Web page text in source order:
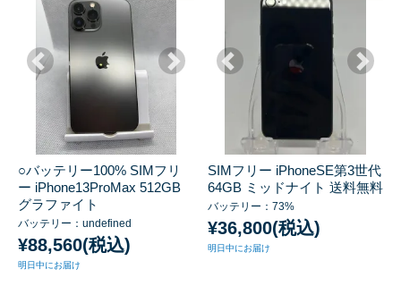
○バッテリー100% SIMフリ
ー iPhone13ProMax 512GB
グラファイト
バッテリー：undefined
¥88,560(税込)
明日中にお届け
SIMフリー iPhoneSE第3世代
64GB ミッドナイト 送料無料
バッテリー：73%
¥36,800(税込)
明日中にお届け